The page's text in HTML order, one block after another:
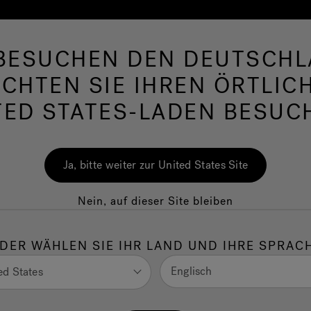
Swim Spas Bad Wellness
für den
der Jacuzzi®-
regelmäßige Wartung
WHIRLPOOL SPA
Jacuzzi®-Whirlpool oder Ihrem Swim Spa
DEN
SIE IHREN
STATES-LADEN
Ja, bitte weiter zur United States Site
Nein, auf dieser Site bleiben
WÄHLEN SIE IHR LAND UND IHRE
States Englisch